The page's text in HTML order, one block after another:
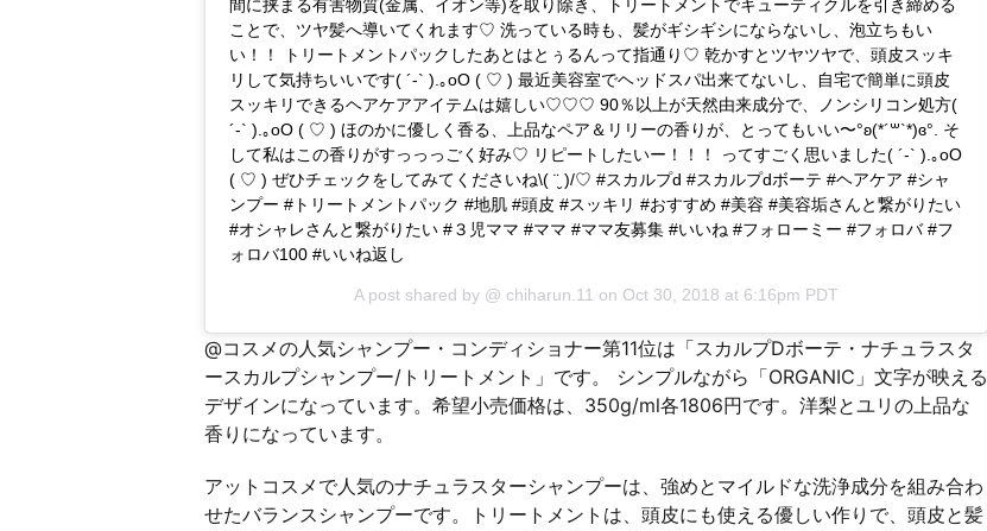
間に挟まる有害物質(金属、イオン等)を取り除き、トリートメントでキューティクルを引き締める
ことで、ツヤ髪へ導いてくれます♡ 洗っている時も、髪がギシギシにならないし、泡立ちもい
い！！ トリートメントパックしたあとはとぅるんって指通り♡ 乾かすとツヤツヤで、頭皮スッキ
リして気持ちいいです( ´-` ).｡oO ( ♡ ) 最近美容室でヘッドスパ出来てないし、自宅で簡単に頭皮
スッキリできるヘアケアアイテムは嬉しい♡♡♡ 90％以上が天然由来成分で、ノンシリコン処方(
´-` ).｡oO ( ♡ ) ほのかに優しく香る、上品なペア＆リリーの香りが、とってもいい〜°ʚ(*´꒳`*)ɞ°. そ
して私はこの香りがすっっっごく好み♡ リピートしたいー！！！ ってすごく思いました( ´-` ).｡oO
( ♡ ) ぜひチェックをしてみてくださいね\( ¨̮ )/♡ #スカルプd #スカルプdボーテ #ヘアケア #シャ
ンプー #トリートメントパック #地肌 #頭皮 #スッキリ #おすすめ #美容 #美容垢さんと繋がりたい
#オシャレさんと繋がりたい #３児ママ #ママ #ママ友募集 #いいね #フォローミー #フォロバ #フ
ォロバ100 #いいね返し
A post shared by @ chiharun.11 on Oct 30, 2018 at 6:16pm PDT
@コスメの人気シャンプー・コンディショナー第11位は「スカルプDボーテ・ナチュラスタ
ースカルプシャンプー/トリートメント」です。 シンプルながら「ORGANIC」文字が映える
デザインになっています。希望小売価格は、350g/ml各1806円です。洋梨とユリの上品な
香りになっています。
アットコスメで人気のナチュラスターシャンプーは、強めとマイルドな洗浄成分を組み合わ
せたバランスシャンプーです。トリートメントは、頭皮にも使える優しい作りで、頭皮と髪